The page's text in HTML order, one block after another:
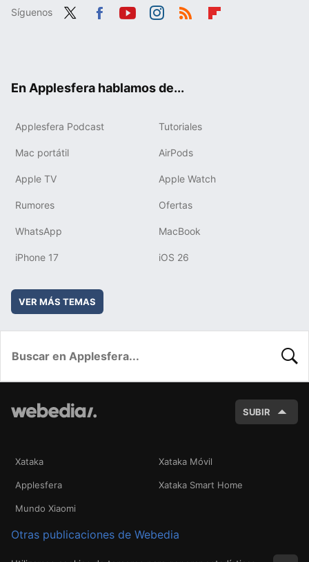
Síguenos
En Applesfera hablamos de...
Applesfera Podcast Tutoriales
Mac portátil AirPods
Apple TV Apple Watch
Rumores Ofertas
WhatsApp MacBook
iPhone 17 iOS 26
VER MÁS TEMAS
SUBIR
Xataka Xataka Móvil
Applesfera Xataka Smart Home
Mundo Xiaomi
Otras publicaciones de Webedia